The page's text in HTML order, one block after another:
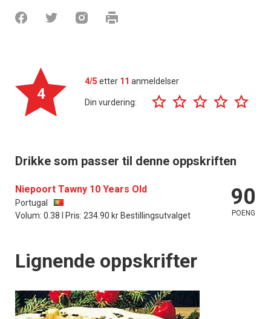
4
4/5 etter 11 anmeldelser
Din vurdering:
Drikke som passer til denne oppskriften
Niepoort Tawny 10 Years Old
Portugal
Volum: 0.38 l Pris: 234.90 kr Bestillingsutvalget
90
POENG
Lignende oppskrifter